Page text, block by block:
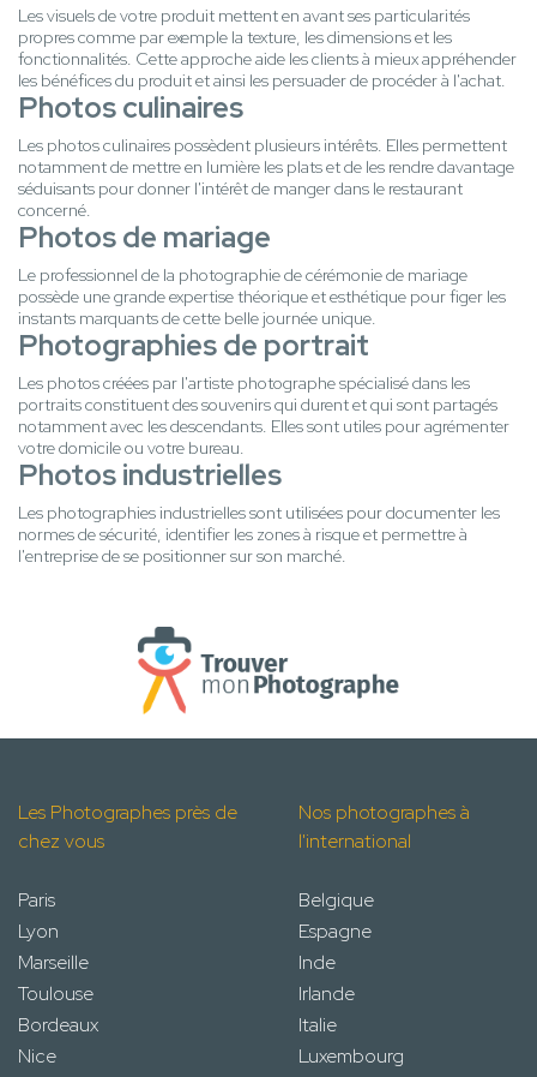
Les visuels de votre produit mettent en avant ses particularités
propres comme par exemple la texture, les dimensions et les
fonctionnalités. Cette approche aide les clients à mieux appréhender
les bénéfices du produit et ainsi les persuader de procéder à l'achat.
Photos culinaires
Les photos culinaires possèdent plusieurs intérêts. Elles permettent
notamment de mettre en lumière les plats et de les rendre davantage
séduisants pour donner l'intérêt de manger dans le restaurant
concerné.
Photos de mariage
Le professionnel de la photographie de cérémonie de mariage
possède une grande expertise théorique et esthétique pour figer les
instants marquants de cette belle journée unique.
Photographies de portrait
Les photos créées par l'artiste photographe spécialisé dans les
portraits constituent des souvenirs qui durent et qui sont partagés
notamment avec les descendants. Elles sont utiles pour agrémenter
votre domicile ou votre bureau.
Photos industrielles
Les photographies industrielles sont utilisées pour documenter les
normes de sécurité, identifier les zones à risque et permettre à
l'entreprise de se positionner sur son marché.
Les Photographes près de
chez vous
Paris
Lyon
Marseille
Toulouse
Bordeaux
Nice
Nos photographes à
l'international
Belgique
Espagne
Inde
Irlande
Italie
Luxembourg